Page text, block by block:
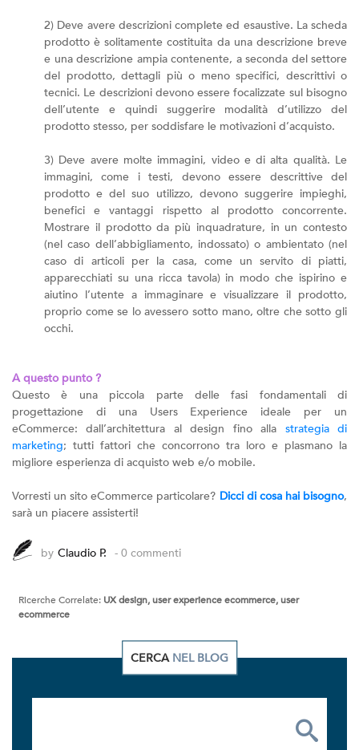
2) Deve avere descrizioni complete ed esaustive. La scheda
prodotto è solitamente costituita da una descrizione breve
e una descrizione ampia contenente, a seconda del settore
del prodotto, dettagli più o meno specifici, descrittivi o
tecnici. Le descrizioni devono essere focalizzate sul bisogno
dell’utente e quindi suggerire modalità d’utilizzo del
prodotto stesso, per soddisfare le motivazioni d’acquisto.
3) Deve avere molte immagini, video e di alta qualità. Le
immagini, come i testi, devono essere descrittive del
prodotto e del suo utilizzo, devono suggerire impieghi,
benefici e vantaggi rispetto al prodotto concorrente.
Mostrare il prodotto da più inquadrature, in un contesto
(nel caso dell’abbigliamento, indossato) o ambientato (nel
caso di articoli per la casa, come un servito di piatti,
apparecchiati su una ricca tavola) in modo che ispirino e
aiutino l’utente a immaginare e visualizzare il prodotto,
proprio come se lo avessero sotto mano, oltre che sotto gli
occhi.
A questo punto ?
Questo è una piccola parte delle fasi fondamentali di
progettazione di una Users Experience ideale per un
eCommerce: dall’architettura al design fino alla strategia di
marketing; tutti fattori che concorrono tra loro e plasmano la
migliore esperienza di acquisto web e/o mobile.
Vorresti un sito eCommerce particolare? Dicci di cosa hai bisogno,
sarà un piacere assisterti!
by Claudio P. - 0 commenti
Ricerche Correlate: UX design, user experience ecommerce, user
ecommerce
CERCA NEL BLOG